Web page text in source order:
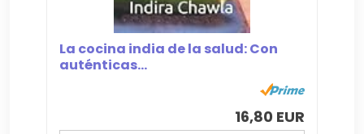
La cocina india de la salud: Con
auténticas...
16,80 EUR